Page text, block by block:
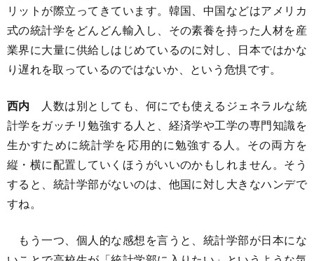
リットが際立ってきています。韓国、中国などはアメリカ
式の統計学をどんどん輸入し、その素養を持った人材を産
業界に大量に供給しはじめているのに対し、日本ではかな
り遅れを取っているのではないか、という危惧です。
西内 人数は別としても、何にでも使えるジェネラルな統
計学をガッチリ勉強する人と、経済学や工学の専門知識を
生かすために統計学を応用的に勉強する人。その両方を
縦・横に配置していくほうがいいのかもしれません。そう
すると、統計学部がないのは、他国に対し大きなハンデで
すね。
もう一つ、個人的な感想を言うと、統計学部が日本にな